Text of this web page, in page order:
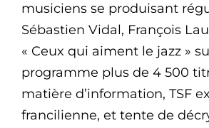
musiciens se produisant
Sébastien Vidal, François
« Ceux qui aiment le jazz »
programme plus de 4 500
matière d’information, TSF
francilienne, et tente de